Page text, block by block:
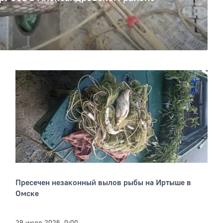
Пресечен незаконный вылов рыбы на Иртыше в
Омске